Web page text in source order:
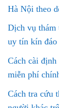
Hà Nội theo
Dịch vụ
uy tín kín đáo
Cách cài
miễn phí
Cách tra cứu